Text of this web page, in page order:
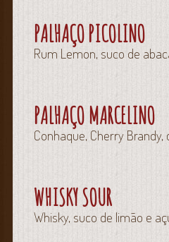
PALHAÇO PICOLINO
Rum Lemon, suco de
PALHAÇO MARCELINO
Conhaque, Cherry
WHISKY SOUR
Whisky, suco de limão e